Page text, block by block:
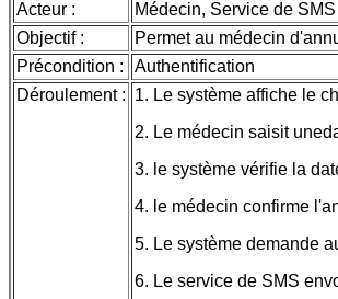
Acteur :
Médecin, Service de SMS
Objectif :
Permet au médecin
Précondition :
Authentification
Déroulement : 1. Le système affiche le
2. Le médecin saisit
3. le système vérifie la
4. le médecin confirme
5. Le système demande
6. Le service de SMS